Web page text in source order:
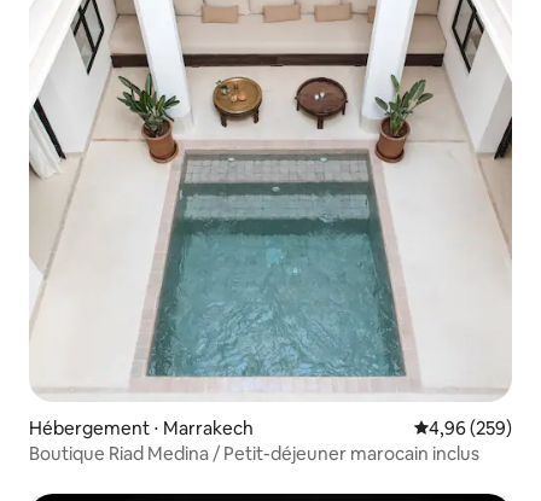
Hébergement ⋅ Marrakech Évaluation
4,96 (259)
Boutique Riad Medina / Petit-déjeuner marocain inclus